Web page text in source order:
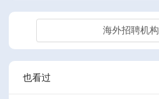
海外招聘机构
也看过